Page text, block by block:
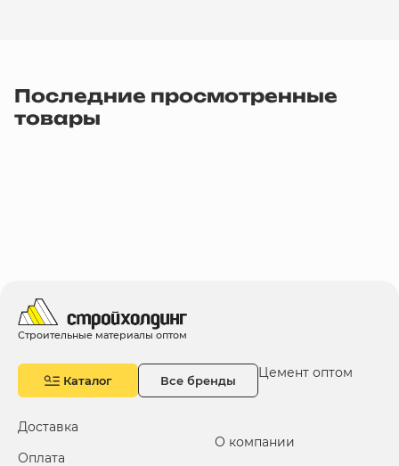
Последние просмотренные
товары
Строительные материалы оптом
Каталог Все бренды Цемент оптом
Доставка
Оплата
О компании